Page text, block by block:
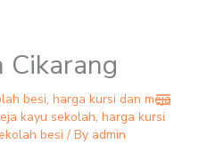
besi, harga kursi dan meja
kayu sekolah, harga kursi
besi / By admin